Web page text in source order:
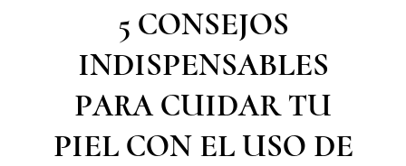
5 CONSEJOS
INDISPENSABLES
PARA CUIDAR TU
PIEL CON EL USO DE